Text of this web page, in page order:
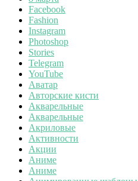
Facebook
Fashion
Instagram
Photoshop
Stories
Telegram
YouTube
Аватар
Авторские кисти
Акварельные
Акварельные
Акриловые
Активности
Акции
Аниме
Аниме